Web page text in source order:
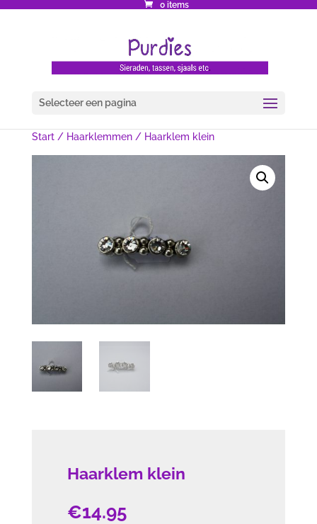
0 items
Selecteer een pagina
Start/ Haarklemmen/ Haarklem klein
Haarklem klein
€14.95